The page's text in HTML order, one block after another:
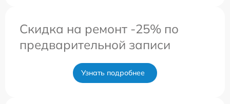
Скидка на ремонт -25% по
предварительной записи
Узнать подробнее